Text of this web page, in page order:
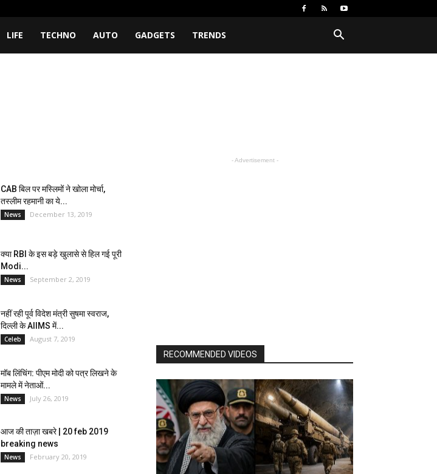
LIFE TECHNO AUTO GADGETS TRENDS
CAB बिल पर मस्लिमों ने खोला मोर्चा,
तस्लीम रहमानी का ये...
News December 13, 2019
क्या RBI के इस बड़े खुलासे से हिल गई पूरी
Modi...
News September 2, 2019
नहीं रही पूर्व विदेश मंत्री सुषमा स्वराज,
दिल्ली के AIIMS में...
Celeb August 7, 2019
मॉब लिंचिंग: पीएम मोदी को पत्र लिखने के
मामले में नेताओं...
News July 26, 2019
आज की ताज़ा खबरे | 20 feb 2019
breaking news
News February 20, 2019
- Advertisement -
RECOMMENDED VIDEOS